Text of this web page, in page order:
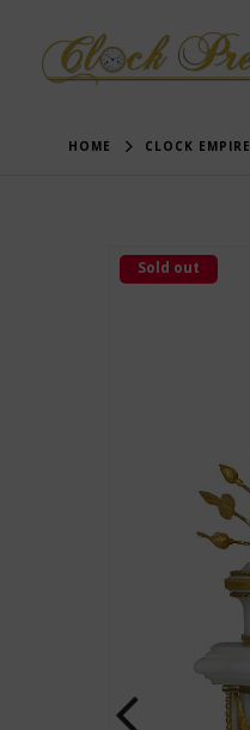
HOME CLOCK EMPIRE
Sold out